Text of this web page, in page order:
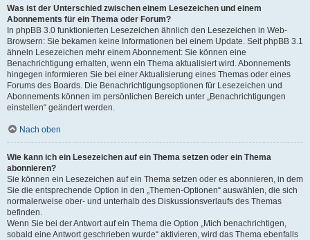
Was ist der Unterschied zwischen einem Lesezeichen und einem
Abonnements für ein Thema oder Forum?
In phpBB 3.0 funktionierten Lesezeichen ähnlich den Lesezeichen in Web-
Browsern: Sie bekamen keine Informationen bei einem Update. Seit phpBB 3.1
ähneln Lesezeichen mehr einem Abonnement: Sie können eine
Benachrichtigung erhalten, wenn ein Thema aktualisiert wird. Abonnements
hingegen informieren Sie bei einer Aktualisierung eines Themas oder eines
Forums des Boards. Die Benachrichtigungsoptionen für Lesezeichen und
Abonnements können im persönlichen Bereich unter „Benachrichtigungen
einstellen“ geändert werden.
Nach oben
Wie kann ich ein Lesezeichen auf ein Thema setzen oder ein Thema
abonnieren?
Sie können ein Lesezeichen auf ein Thema setzen oder es abonnieren, in dem
Sie die entsprechende Option in den „Themen-Optionen“ auswählen, die sich
normalerweise ober- und unterhalb des Diskussionsverlaufs des Themas
befinden.
Wenn Sie bei der Antwort auf ein Thema die Option „Mich benachrichtigen,
sobald eine Antwort geschrieben wurde“ aktivieren, wird das Thema ebenfalls